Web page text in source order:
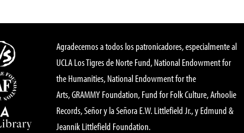
Agradecemos a todos los patronicadores, especialmente al
UCLA Los Tigres de Norte Fund, National Endowment for
the Humanities, National Endowment for the
Arts, GRAMMY Foundation, Fund for Folk Culture, Arhoolie
Records, Señor y la Señora E.W. Littlefield Jr., y Edmund &
Jeannik Littlefield Foundation.